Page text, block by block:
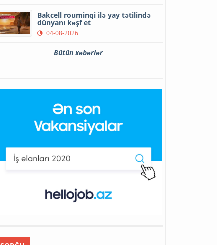
Bakcell rouminqi ilə yay tətilində
dünyanı kəşf et
04-08-2026
Bütün xəbərlər